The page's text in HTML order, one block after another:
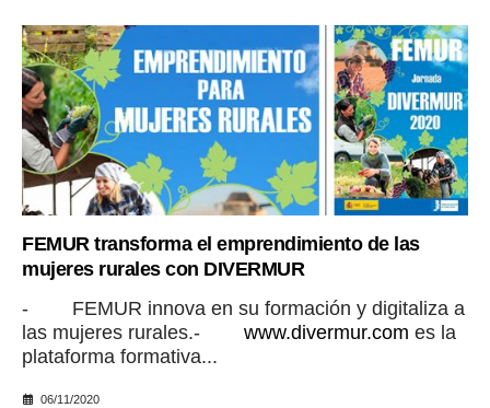
FEMUR transforma el emprendimiento de las
mujeres rurales con DIVERMUR
- FEMUR innova en su formación y digitaliza a
las mujeres rurales.- www.divermur.com es la
plataforma formativa...
06/11/2020